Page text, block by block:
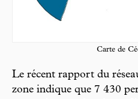
Carte de
Le récent rapport du
zone indique que 7 430